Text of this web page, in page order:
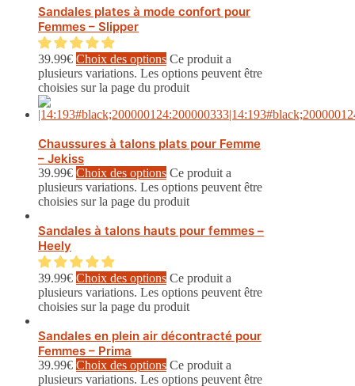
Sandales plates à mode confort pour
Femmes – Slipper
39.99€ Choix des options Ce produit a
plusieurs variations. Les options peuvent être
choisies sur la page du produit
Chaussures à talons plats pour Femme
– Jekiss
39.99€ Choix des options Ce produit a
plusieurs variations. Les options peuvent être
choisies sur la page du produit
Sandales à talons hauts pour femmes –
Heely
39.99€ Choix des options Ce produit a
plusieurs variations. Les options peuvent être
choisies sur la page du produit
Sandales en plein air décontracté pour
Femmes – Prima
39.99€ Choix des options Ce produit a
plusieurs variations. Les options peuvent être